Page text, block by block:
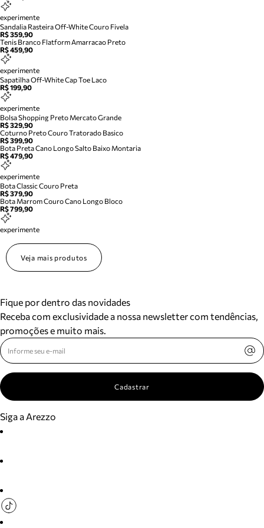
experimente
Sandalia Rasteira Off-White Couro Fivela
R$ 359,90
Tenis Branco Flatform Amarracao Preto
R$ 459,90
experimente
Sapatilha Off-White Cap Toe Laco
R$ 199,90
experimente
Bolsa Shopping Preto Mercato Grande
R$ 329,90
Coturno Preto Couro Tratorado Basico
R$ 399,90
Bota Preta Cano Longo Salto Baixo Montaria
R$ 479,90
experimente
Bota Classic Couro Preta
R$ 379,90
Bota Marrom Couro Cano Longo Bloco
R$ 799,90
experimente
Veja mais produtos
Fique por dentro das novidades
Receba com exclusividade a nossa newsletter com tendências,
promoções e muito mais.
Cadastrar
Siga a Arezzo